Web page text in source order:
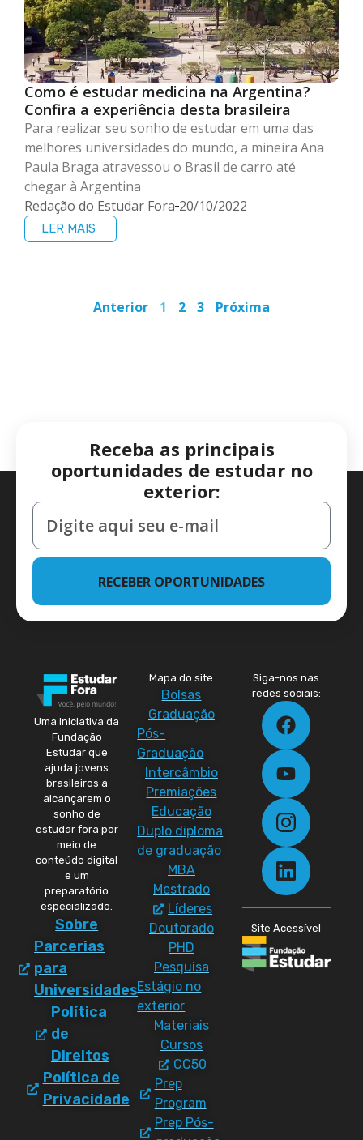
Como é estudar medicina na Argentina?
Confira a experiência desta brasileira
Para realizar seu sonho de estudar em uma das
melhores universidades do mundo, a mineira Ana
Paula Braga atravessou o Brasil de carro até
chegar à Argentina
Redação do Estudar Fora 20/10/2022
LER MAIS
Anterior 1 2 3 Próxima
Receba as principais
oportunidades de estudar no
exterior:
RECEBER OPORTUNIDADES
Uma iniciativa da
Fundação
Estudar que
ajuda jovens
brasileiros a
alcançarem o
sonho de
estudar fora por
meio de
conteúdo digital
e um
preparatório
especializado.
Sobre
Parcerias
para
Universidades
Política
de
Direitos
Política de
Privacidade
Mapa do site
Bolsas
Graduação
Pós-
Graduação
Intercâmbio
Premiações
Educação
Duplo diploma
de graduação
MBA
Mestrado
Líderes
Doutorado
PHD
Pesquisa
Estágio no
exterior
Materiais
Cursos
CC50
Prep
Program
Prep Pós-
Siga-nos nas
redes sociais:
Site Acessível